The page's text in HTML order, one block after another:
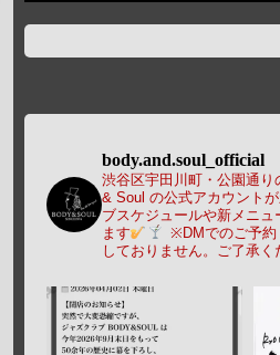
body.and.soul_official
渋谷区宇田川町・公園通
& Soul の公式アカウントが
ブスケジュールや新メニュ
ます
※DMでのご予約
しておりません。ご了承く